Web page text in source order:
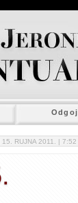
Odgoj
15. RUJNA 2011. | 7:52